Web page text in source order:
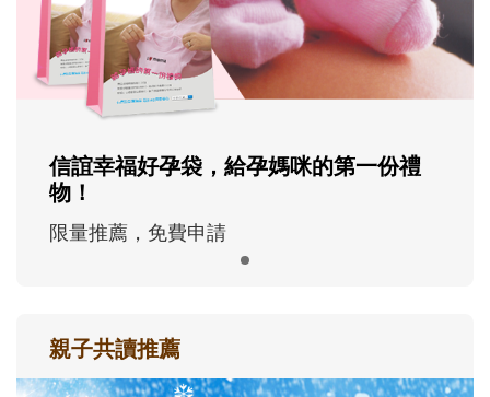
信誼幸福好孕袋，給孕媽咪的第一份禮
物！
限量推薦，免費申請
親子共讀推薦